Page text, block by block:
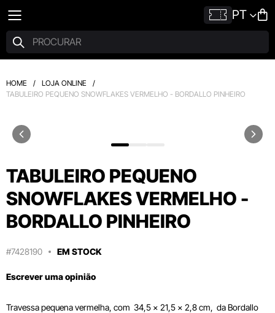
PT
HOME / LOJA ONLINE
/
TABULEIRO PEQUENO SNOWFLAKES VERMELHO - BORDALLO PINHEIRO
TABULEIRO PEQUENO
SNOWFLAKES VERMELHO -
BORDALLO PINHEIRO
#7428190 EM STOCK
Escrever uma opinião
Travessa pequena vermelha, com 34,5 x 21,5 x 2,8 cm, da Bordallo